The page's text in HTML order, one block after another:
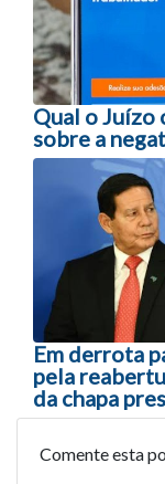
Qual o Juízo
sobre a
Em derrota
pela
da chapa
Comente esta